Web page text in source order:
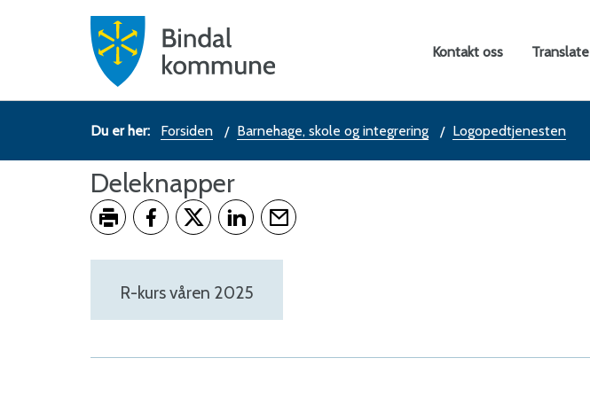
Hovedportal
-
Bindal
kommune
Kontakt oss Translate
Du
er
her:
Forsiden Barnehage, skole og integrering Logopedtjenesten
Deleknapper
R-kurs våren 2025